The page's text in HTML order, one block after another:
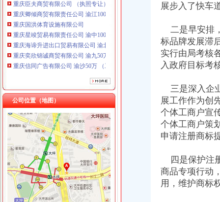
重庆卿倾商贸有限责任公司 渝江100万 （工商注册）
重庆国洪体育设施有限公司
重庆星竣贸易有限责任公司 渝中100万 （进出口权）
重庆海谛升进出口贸易有限公司 渝北100万 （进出口权）
重庆奕欣锦诚商贸有限公司 渝九50万 （工商注册）
重庆信同广告有限公司 渝沙50万 （工商注册）
重庆三虹房地产营销策划有限公司
重庆鸽牌电线电缆有限公司 渝北10010万 (进出口权)
重庆傲志众达投资咨询有限责任公司 渝九1000万 （增资）
重庆臣夫商贸有限公司 （执照专让）
重庆卿倾商贸有限责任公司 渝江100万 （工商注册）
重庆国洪体育设施有限公司
重庆星竣贸易有限责任公司 渝中100万 （进出口权）
重庆海谛升进出口贸易有限公司 渝北100万 （进出口权）
重庆奕欣锦诚商贸有限公司 渝九50万 （工商注册）
重庆信同广告有限公司 渝沙50万 （工商注册）
重庆三虹房地产营销策划有限公司
重庆宝鹰汽车销售有限公司
公司位置（地图）
工商动态
忠县人民追加财政配套资金420万元助推微企发展试点工作
我市重庆分公司注销出台在校大创办微型企业相关办法
宣教处精心组织全市重庆营业执照注销工商工作会议宣服务工作
市重庆代办公司局坚持推进区县局局长述职述廉汇报制度建设
市工商局“送教上门”重庆营业执照注销培训会在铜梁成功举行
市重庆代办公司工商局制定2011年民主评议政风行风工作实施方案
展步入了快车
二是早安排
标品牌发展滞
实行由局考核
入政府目标考
三是深入企
展工作作为创
个体工商户宣
个体工商户策
申请注册商标
四是保护注
商品专项行动
用，维护商标